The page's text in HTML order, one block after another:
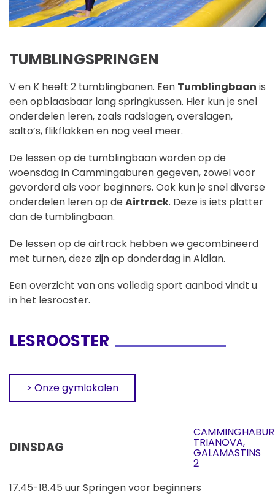
TUMBLINGSPRINGEN
V en K heeft 2 tumblingbanen. Een Tumblingbaan is
een opblaasbaar lang springkussen. Hier kun je snel
onderdelen leren, zoals radslagen, overslagen,
salto’s, flikflakken en nog veel meer.
De lessen op de tumblingbaan worden op de
woensdag in Cammingaburen gegeven, zowel voor
gevorderd als voor beginners. Ook kun je snel diverse
onderdelen leren op deAirtrack. Deze is iets platter
dan de tumblingbaan.
De lessen op de airtrack hebben we gecombineerd
met turnen, deze zijn op donderdag in Aldlan.
Een overzicht van ons volledig sport aanbod vindt u
in het lesrooster.
LESROOSTER
> Onze gymlokalen
DINSDAG TRIANOVA,
GALAMASTINS
2
17.45-18.45 uur Springen voor beginners